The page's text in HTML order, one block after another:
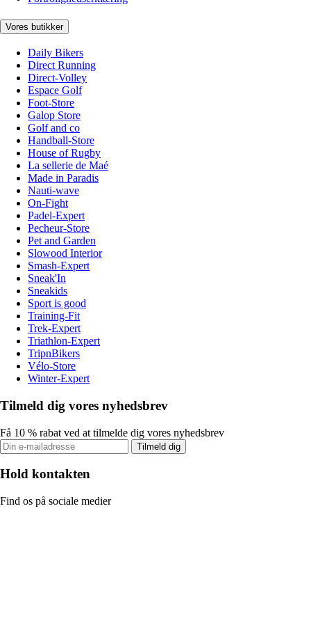
Vores butikker
Daily Bikers
Direct Running
Direct-Volley
Espace Golf
Foot-Store
Galop Store
Golf and co
Handball-Store
House of Rugby
La sellerie de Maé
Made in Paradis
Nauti-wave
On-Fight
Padel-Expert
Pecheur-Store
Pet and Garden
Slowood Interior
Smash-Expert
Sneak'In
Sneakids
Sport is good
Training-Fit
Trek-Expert
Triathlon-Expert
TripnBikers
Vélo-Store
Winter-Expert
Tilmeld dig vores nyhedsbrev
Få 10 % rabat ved at tilmelde dig vores nyhedsbrev
Tilmeld dig
Hold kontakten
Find os på sociale medier